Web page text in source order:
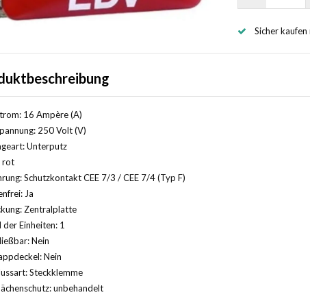
Sicher
16 Ampère (A)
250 Volt (V)
Unterputz
rot
Schutzkontakt CEE 7/3 / CEE 7/4 (Typ F)
Ja
Zentralplatte
der Einheiten: 1
Nein
Nein
Steckklemme
unbehandelt